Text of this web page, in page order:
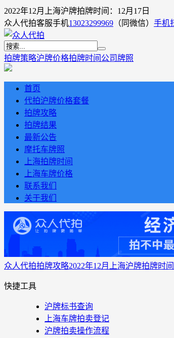
2022年12月上海沪牌拍牌时间：12月17日
众人代拍客服手机13023299969 （同微信） 手机
拍牌策略沪牌价格拍牌时间 公司牌照
首页
代拍沪牌价格套餐
拍牌攻略
拍牌结果
最新公告
摩托车牌照
上海拍牌时间
上海车牌价格
联系我们
关于我们
众人代拍拍牌攻略2022年12月上海沪牌拍牌时
快捷工具
沪牌标书查询
上海车牌拍卖登记
沪牌拍卖操作流程